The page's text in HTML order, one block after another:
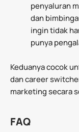
penyaluran
dan
ingin tidak
punya
Keduanya cocok
dan career
marketing secara
FAQ